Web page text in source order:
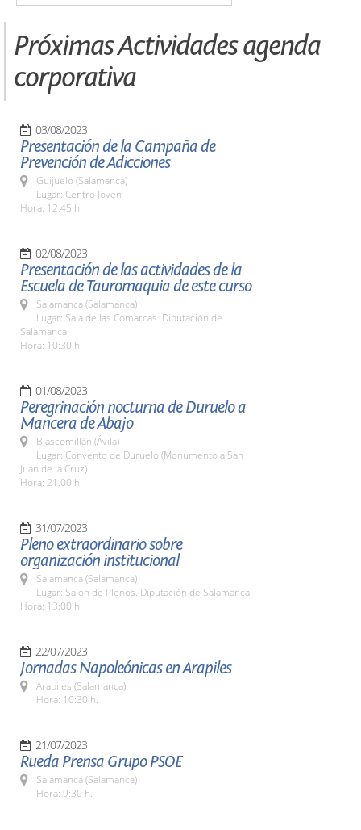
Próximas Actividades agenda
corporativa
03/08/2023
Presentación de la Campaña de
Prevención de Adicciones
Guijuelo (Salamanca)
Lugar: Centro Joven
Hora: 12:45 h.
02/08/2023
Presentación de las actividades de la
Escuela de Tauromaquia de este curso
Salamanca (Salamanca)
Lugar: Sala de las Comarcas. Diputación de
Salamanca
Hora: 10:30 h.
01/08/2023
Peregrinación nocturna de Duruelo a
Mancera de Abajo
Blascomillán (Ávila)
Lugar: Convento de Duruelo (Monumento a San
Juan de la Cruz)
Hora: 21.00 h.
31/07/2023
Pleno extraordinario sobre
organización institucional
Salamanca (Salamanca)
Lugar: Salón de Plenos. Diputación de Salamanca
Hora: 13:00 h.
22/07/2023
Jornadas Napoleónicas en Arapiles
Arapiles (Salamanca)
Hora: 10:30 h.
21/07/2023
Rueda Prensa Grupo PSOE
Salamanca (Salamanca)
Hora: 9:30 h.